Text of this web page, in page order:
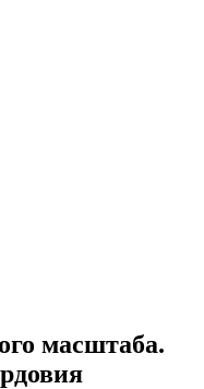
масштаба.